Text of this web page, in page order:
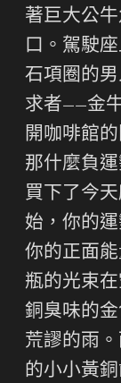
著巨大公
口。駕駛
石項圈的
求者——金
開咖啡館
那什麼負
買下了今
始，你的
你的正面
瓶的光束
銅臭味的
荒謬的雨
的小小黃